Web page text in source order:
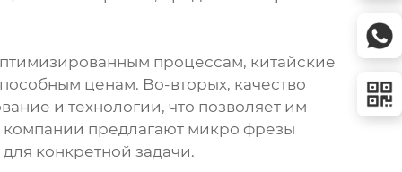
процессам, китайские
ценам. Во-вторых, качество
и технологии, что позволяет им
компании предлагают микро фрезы
конкретной задачи.